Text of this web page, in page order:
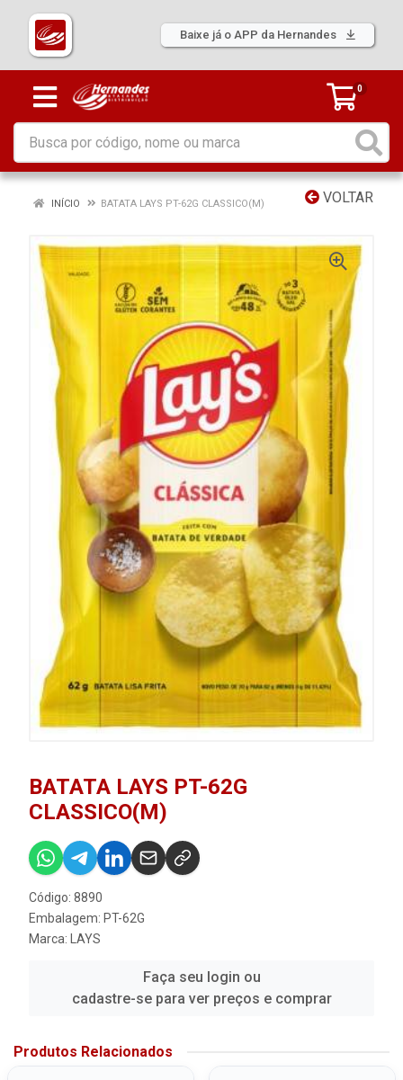
Baixe já o APP da Hernandes
0
VOLTAR
INÍCIO BATATA LAYS PT-62G CLASSICO(M)
BATATA LAYS PT-62G
CLASSICO(M)
Código: 8890
Embalagem: PT-62G
Marca: LAYS
Faça seu login ou
cadastre-se para ver preços e comprar
Produtos Relacionados